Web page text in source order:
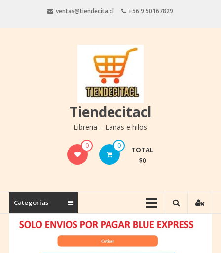
ventas@tiendecita.cl +56 9 50167829
Tiendecitacl
Libreria – Lanas e hilos
0 0 TOTAL
$0
Categorias